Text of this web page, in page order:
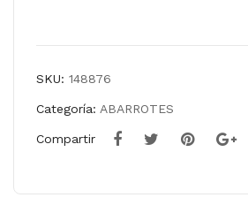
SKU: 148876
Categoría: ABARROTES
Compartir